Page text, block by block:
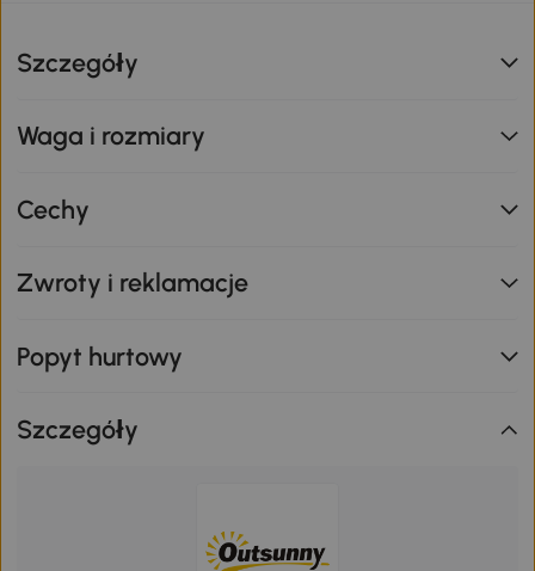
Szczegóły
Waga i rozmiary
Cechy
Zwroty i reklamacje
Popyt hurtowy
Szczegóły